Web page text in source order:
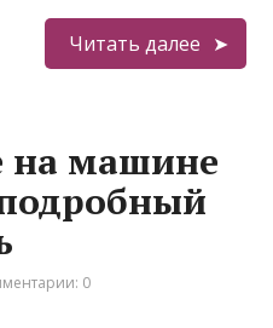
Читать далее
на машине
0